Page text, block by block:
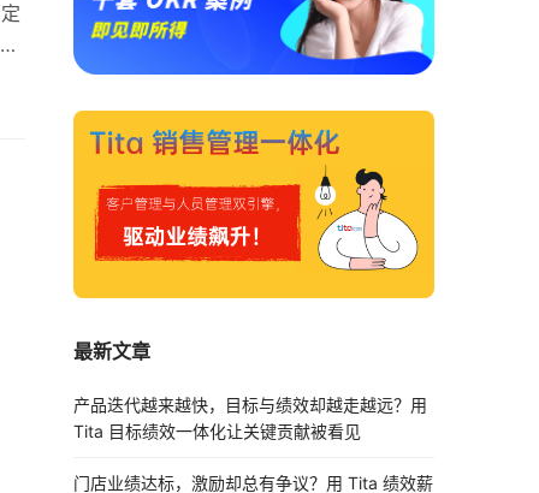
最新文章
产品迭代越来越快，目标与绩效却越走越远？用
Tita 目标绩效一体化让关键贡献被看见
门店业绩达标，激励却总有争议？用 Tita 绩效薪